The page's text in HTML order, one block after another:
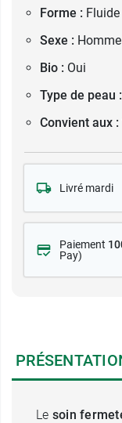
Forme : Fluide
Sexe : Homme
Bio : Oui
Type de peau :
Convient aux :
Livré mardi
Paiement
Pay)
Le soin